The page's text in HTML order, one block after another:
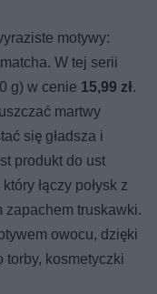
motywy:
W tej serii
g) w cenie 15,99 zł.
martwy
się gładsza i
produkt do ust
który łączy połysk z
zapachem truskawki.
owocu, dzięki
torby, kosmetyczki